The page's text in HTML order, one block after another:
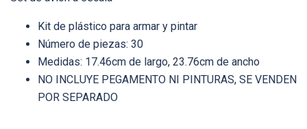
Kit de plástico para armar y pintar
Número de piezas: 30
Medidas: 17.46cm de largo, 23.76cm de ancho
NO INCLUYE PEGAMENTO NI PINTURAS, SE VENDEN
POR SEPARADO